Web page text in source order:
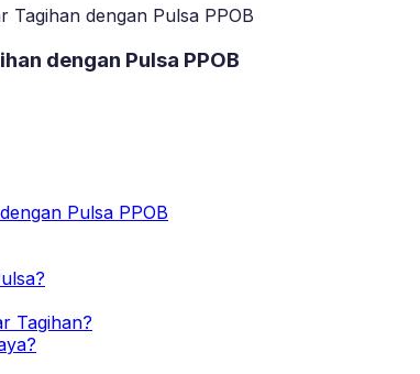
Tagihan dengan Pulsa PPOB
dengan Pulsa PPOB
Pulsa PPOB
Tagihan?